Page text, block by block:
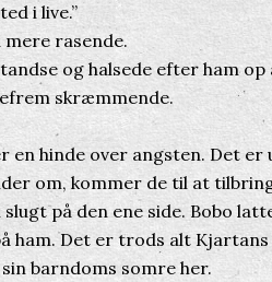
i live.”
rasende.
og halsede efter ham op
skræmmende.
en hinde over angsten. Det er
om, kommer de til at
på den ene side. Bobo
ham. Det er trods alt
barndoms somre her.